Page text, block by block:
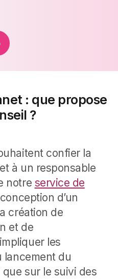
: que propose
?
confier la
à un responsable
notre service de
d’un
création de
et de
les
lancement du
sur le suivi des